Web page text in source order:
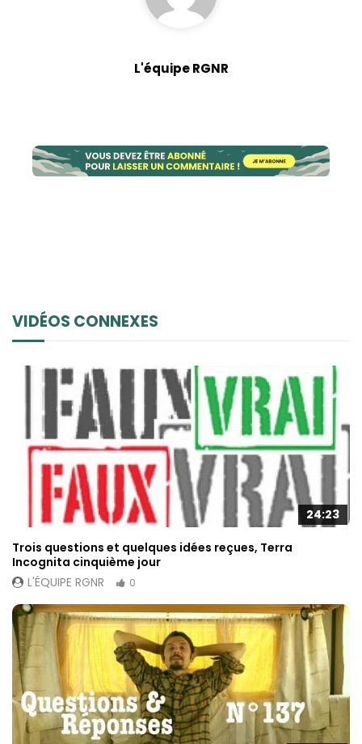
L'équipe RGNR
VIDÉOS CONNEXES
24:23
Trois questions et quelques idées reçues, Terra
Incognita cinquième jour
L'ÉQUIPE RGNR
0